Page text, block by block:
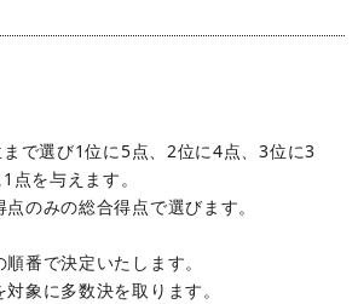
で選び1位に5点、2位に4点、3位に3
点を与えます。
のみの総合得点で選びます。
番で決定いたします。
象に多数決を取ります。